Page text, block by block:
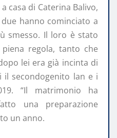
casa di Caterina Balivo,
hanno cominciato a
smesso. Il loro è stato
regola, tanto che
lei era già incinta di
il secondogenito lan e i
“Il matrimonio ha
una preparazione
un anno.